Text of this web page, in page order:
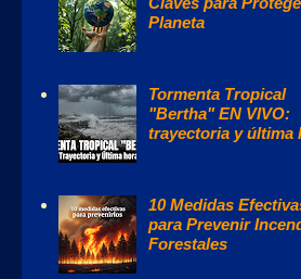
Planeta
Tormenta Tropical
"Bertha" EN VIVO:
trayectoria y última
10 Medidas
para Prevenir
Forestales